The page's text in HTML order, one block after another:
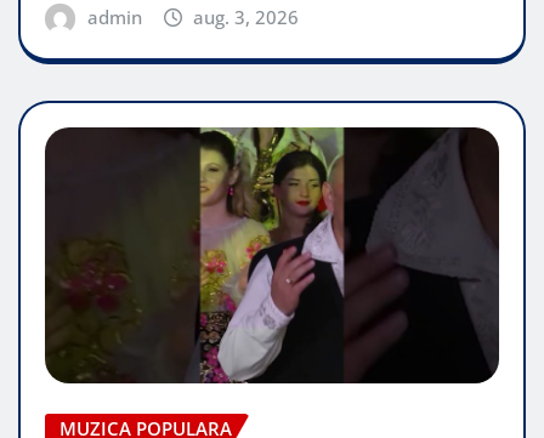
admin aug. 3, 2026
MUZICA POPULARA